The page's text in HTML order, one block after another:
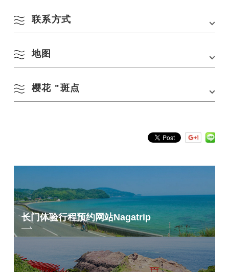
电话
停车场 5 个单位
联系方式
长门市城市建设科
地图
樱花 "斑点
长门体验行程预约网站Nagatrip